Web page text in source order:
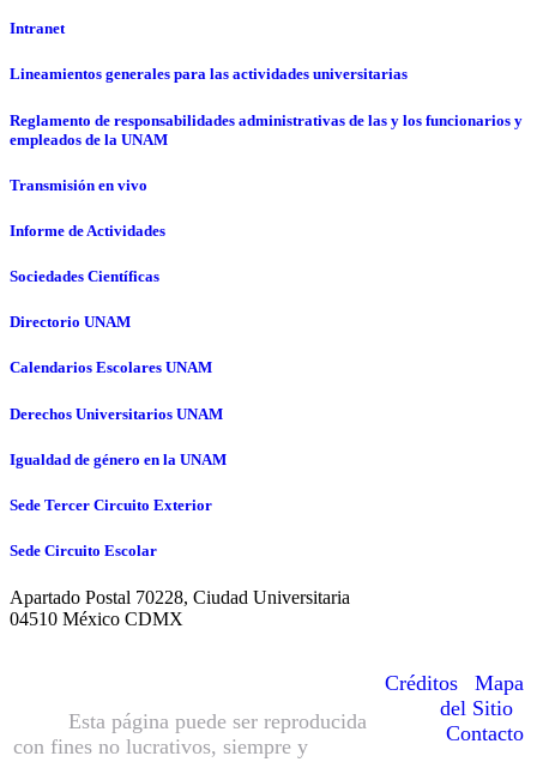
Intranet
Lineamientos generales para las actividades universitarias
Reglamento de responsabilidades administrativas de las y los funcionarios y
empleados de la UNAM
Transmisión en vivo
Informe de Actividades
Sociedades Científicas
Directorio UNAM
Calendarios Escolares UNAM
Derechos Universitarios UNAM
Igualdad de género en la UNAM
Sede Tercer Circuito Exterior
Sede Circuito Escolar
Apartado Postal 70228, Ciudad Universitaria
04510 México CDMX
Esta página puede ser reproducida
con fines no lucrativos, siempre y
Créditos
Mapa
del Sitio
Contacto